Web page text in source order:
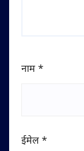
नाम *
ईमेल *